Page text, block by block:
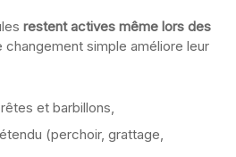
restent actives même lors des
changement simple améliore leur
et barbillons,
(perchoir, grattage,